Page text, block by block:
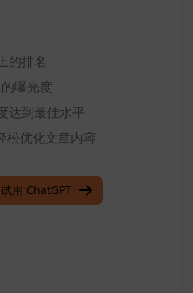
的排名
曝光度
达到最佳水平
松优化文章内容
试用 ChatGPT